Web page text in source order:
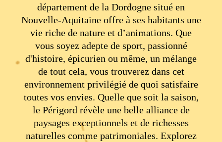
département de la Dordogne situé en
Nouvelle-Aquitaine offre à ses habitants une
vie riche de nature et d’animations. Que
vous soyez adepte de sport, passionné
d'histoire, épicurien ou même, un mélange
de tout cela, vous trouverez dans cet
environnement privilégié de quoi satisfaire
toutes vos envies. Quelle que soit la saison,
le Périgord révèle une belle alliance de
paysages exceptionnels et de richesses
naturelles comme patrimoniales. Explorez